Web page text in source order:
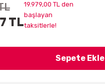
TL
19.979,00 TL den
başlayan
taksitlerle!
Sepete Ekle